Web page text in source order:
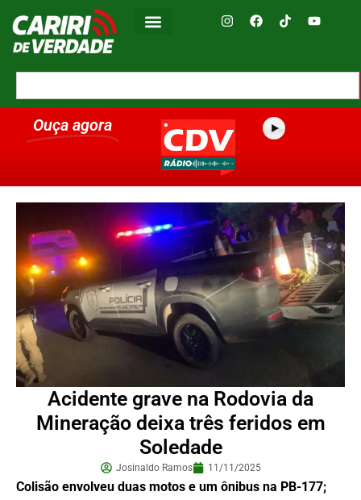
Ouça agora
Acidente grave na Rodovia da
Mineração deixa três feridos em
Soledade
Josinaldo Ramos 11/11/2025
Colisão envolveu duas motos e um ônibus na PB-177;